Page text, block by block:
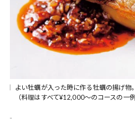
よい牡蠣が入った時に作る牡蠣の揚げ物
（料理はすべて¥12,000～のコースの一例